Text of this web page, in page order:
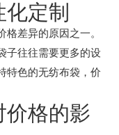
定制
差异的原因之一。
子往往需要更多的设
特色的无纺布袋，价
价格的影